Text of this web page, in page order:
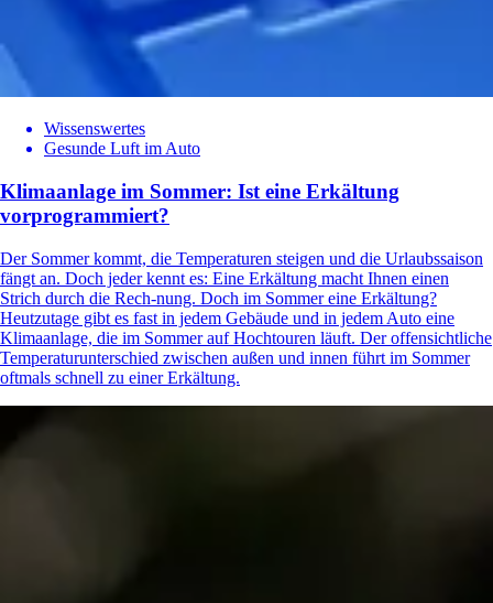
Wissenswertes
Gesunde Luft im Auto
Klimaanlage im Sommer: Ist eine Erkältung
vorprogrammiert?
Der Sommer kommt, die Temperaturen steigen und die Urlaubssaison
fängt an. Doch jeder kennt es: Eine Erkältung macht Ihnen einen
Strich durch die Rech-nung. Doch im Sommer eine Erkältung?
Heutzutage gibt es fast in jedem Gebäude und in jedem Auto eine
Klimaanlage, die im Sommer auf Hochtouren läuft. Der offensichtliche
Temperaturunterschied zwischen außen und innen führt im Sommer
oftmals schnell zu einer Erkältung.